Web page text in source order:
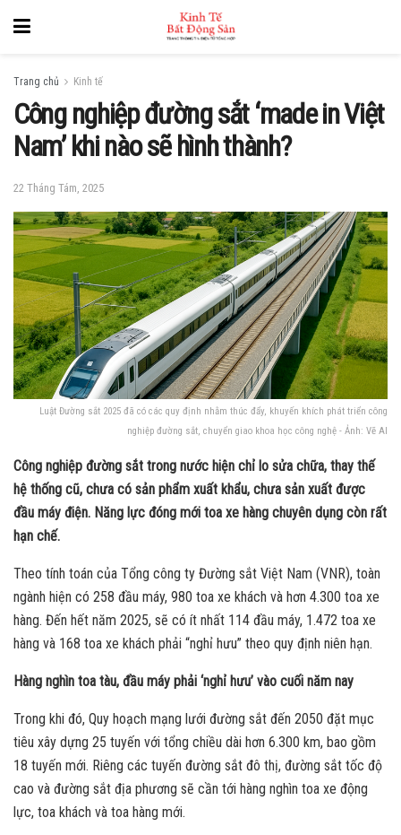
Trang chủ Kinh tế
Công nghiệp đường sắt ‘made in Việt
Nam’ khi nào sẽ hình thành?
22 Tháng Tám, 2025
Luật Đường sắt 2025 đã có các quy định nhằm thúc đẩy, khuyến khích phát triển công
nghiệp đường sắt, chuyển giao khoa học công nghệ - Ảnh: Vẽ Al
Công nghiệp đường sắt trong nước hiện chỉ lo sửa chữa, thay thế
hệ thống cũ, chưa có sản phẩm xuất khẩu, chưa sản xuất được
đầu máy điện. Năng lực đóng mới toa xe hàng chuyên dụng còn rất
hạn chế.
Theo tính toán của Tổng công ty Đường sắt Việt Nam (VNR), toàn
ngành hiện có 258 đầu máy, 980 toa xe khách và hơn 4.300 toa xe
hàng. Đến hết năm 2025, sẽ có ít nhất 114 đầu máy, 1.472 toa xe
hàng và 168 toa xe khách phải “nghỉ hưu” theo quy định niên hạn.
Hàng nghìn toa tàu, đầu máy phải ‘nghỉ hưu’ vào cuối năm nay
Trong khi đó, Quy hoạch mạng lưới đường sắt đến 2050 đặt mục
tiêu xây dựng 25 tuyến với tổng chiều dài hơn 6.300 km, bao gồm
18 tuyến mới. Riêng các tuyến đường sắt đô thị, đường sắt tốc độ
cao và đường sắt địa phương sẽ cần tới hàng nghìn toa xe động
lực, toa khách và toa hàng mới.